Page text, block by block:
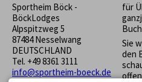
Sportheim Böck -
BöckLodges
Alpspitzweg 5
87484 Nesselwang
DEUTSCHLAND
Tel. +49 8361 3111
info@sportheim-boeck.de
für
Sie
den